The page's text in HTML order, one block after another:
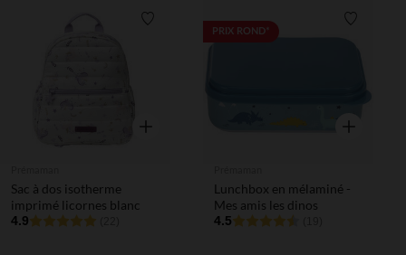
Liste de souhaits
Aperçu rapide
Sac à dos isotherme
imprimé licornes blanc
4.9
PRIX ROND*
Aperçu
Lunchbox en mélaminé -
Mes amis les dinos
4.5